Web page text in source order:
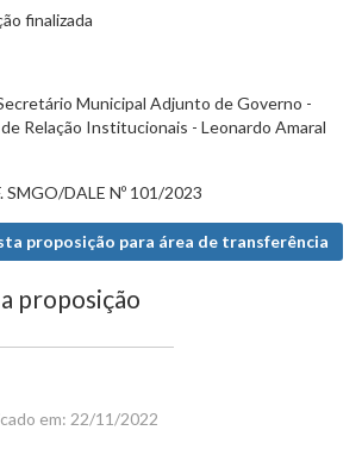
finalizada
Municipal Adjunto de Governo -
Relação Institucionais - Leonardo Amaral
SMGO/DALE Nº 101/2023
proposição para área de transferência
proposição
em: 22/11/2022